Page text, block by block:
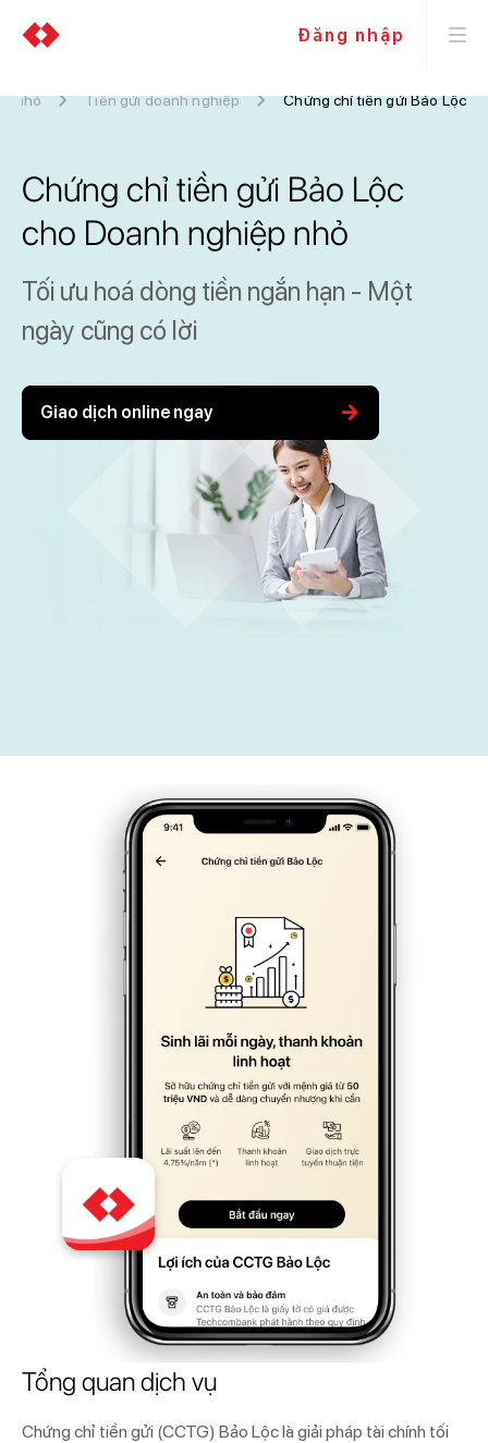
Đăng nhập
nhỏ Tiền gửi doanh nghiệp Chứng chỉ tiền gửi Bảo Lộc
Chứng chỉ tiền gửi Bảo Lộc
cho Doanh nghiệp nhỏ
Tối ưu hoá dòng tiền ngắn hạn - Một
ngày cũng có lời
Giao dịch online ngay arrow_forward
Tổng quan dịch vụ
Chứng chỉ tiền gửi (CCTG) Bảo Lộc là giải pháp tài chính tối